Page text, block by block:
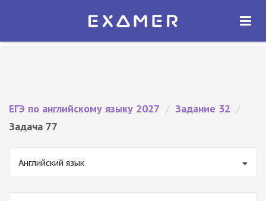
Экзамер — ЕГЭ 2027
ОТКРЫТЬ
ЕГЭ по английскому языку 2027 / Задание 32 /
Задача 77
Английский язык